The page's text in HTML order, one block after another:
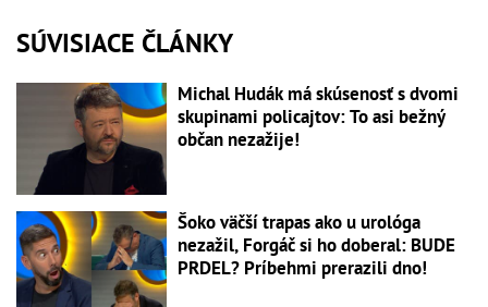
SÚVISIACE ČLÁNKY
Michal Hudák má skúsenosť s dvomi
skupinami policajtov: To asi bežný
občan nezažije!
Šoko väčší trapas ako u urológa
nezažil, Forgáč si ho doberal: BUDE
PRDEL? Príbehmi prerazili dno!